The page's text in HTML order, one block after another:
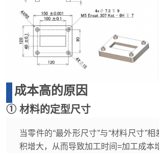
成本高的原因
① 材料的定型尺寸
当零件的“最外形尺寸”与“材料尺寸”
积增大，从而导致加工时间=加工成本